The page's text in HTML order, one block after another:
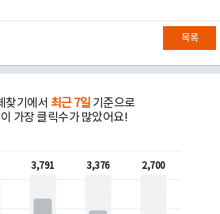
목록
찾기에서 최근 7일 기준으로
가장 클릭수가 많았어요!
3,791 3,376 2,700